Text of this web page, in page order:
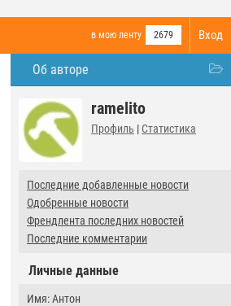
Вход
в мою ленту 2679
Об авторе
ramelito
Профиль | Статистика
Последние добавленные новости
Одобренные новости
Френдлента последних новостей
Последние комментарии
Личные данные
Имя: Антон